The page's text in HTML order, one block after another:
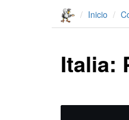
Inicio
Italia: